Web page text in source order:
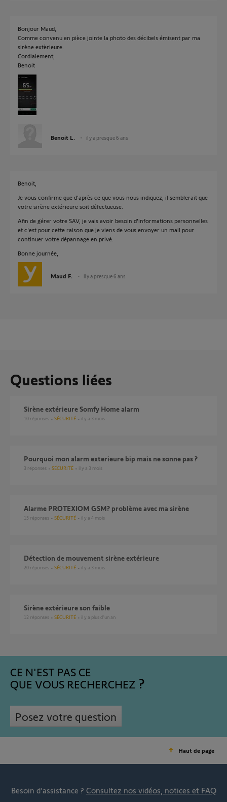
Bonjour Maud,
Comme convenu en pièce jointe la photo des décibels émisent par ma
sirène extèrieure.
Cordialement;
Benoit
Benoit L. il y a presque 6 ans
Benoit,
Je vous confirme que d'après ce que vous nous indiquez, il semblerait que
votre sirène extérieure soit défectueuse.
Afin de gérer votre SAV, je vais avoir besoin d'informations personnelles
et c'est pour cette raison que je viens de vous envoyer un mail pour
continuer votre dépannage en privé.
Bonne journée,
Maud F. il y a presque 6 ans
Questions liées
Sirène extérieure Somfy Home alarm
10 réponses SÉCURITÉ il y a 3 mois
Pourquoi mon alarm exterieure bip mais ne sonne pas ?
3 réponses SÉCURITÉ il y a 3 mois
Alarme PROTEXIOM GSM? problème avec ma sirène
15 réponses SÉCURITÉ il y a 4 mois
détection de mouvement sirène extérieure
20 réponses SÉCURITÉ il y a 3 mois
Sirène extérieure son faible
12 réponses SÉCURITÉ il y a plus d'un an
CE N'EST PAS CE
QUE VOUS RECHERCHEZ
Posez votre question
Haut de page
Besoin d’assistance ? Consultez nos vidéos, notices et FAQ